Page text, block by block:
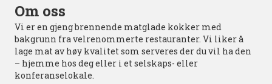
Om oss
Vi er en gjeng brennende matglade kokker med
bakgrunn fra velrenommerte restauranter. Vi liker å
lage mat av høy kvalitet som serveres der du vil ha den
– hjemme hos deg eller i et selskaps- eller
konferanselokale.